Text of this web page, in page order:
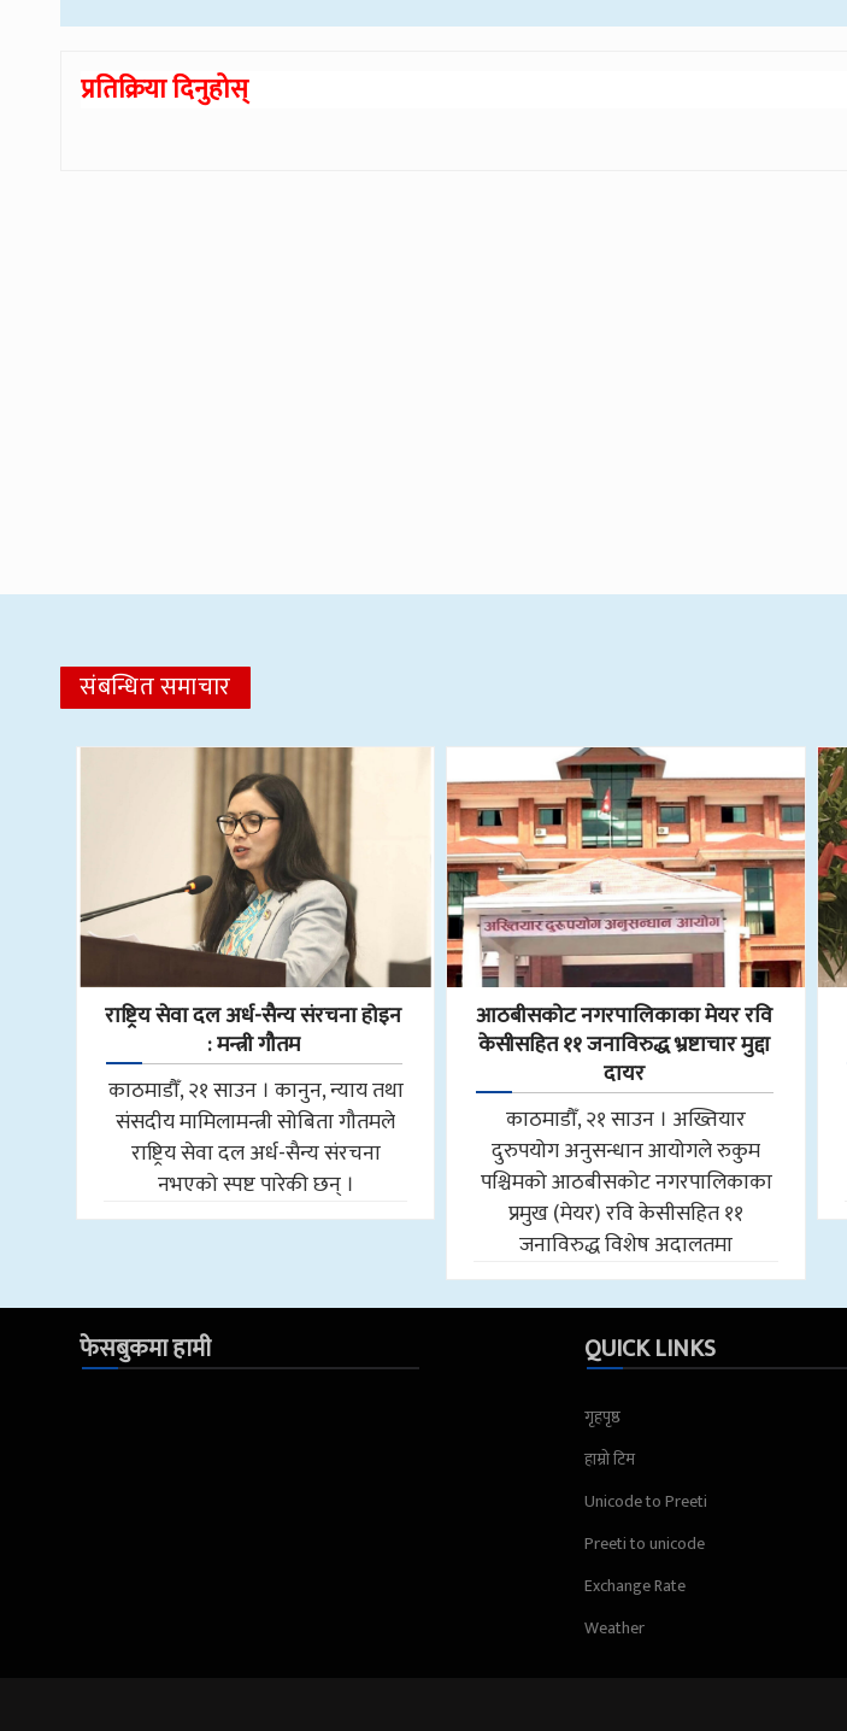
प्रतिक्रिया दिनुहोस्
संबन्धित समाचार
राष्ट्रिय सेवा दल अर्ध-सैन्य संरचना होइन
: मन्त्री गौतम
काठमाडौँ, २१ साउन । कानुन, न्याय तथा
संसदीय मामिलामन्त्री सोबिता गौतमले
राष्ट्रिय सेवा दल अर्ध-सैन्य संरचना
नभएको स्पष्ट पारेकी छन् ।
आठबीसकोट नगरपालिकाका मेयर रवि
केसीसहित ११ जनाविरुद्ध भ्रष्टाचार मुद्दा
दायर
काठमाडौँ, २१ साउन । अख्तियार
दुरुपयोग अनुसन्धान आयोगले रुकुम
पश्चिमको आठबीसकोट नगरपालिकाका
प्रमुख (मेयर) रवि केसीसहित ११
जनाविरुद्ध विशेष अदालतमा
फेसबुकमा हामी QUICK LINKS
गृहपृष्ठ
हाम्रो टिम
Unicode to Preeti
Preeti to unicode
Exchange Rate
Weather